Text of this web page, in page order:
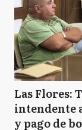
Las Flores:
intendente
y pago de